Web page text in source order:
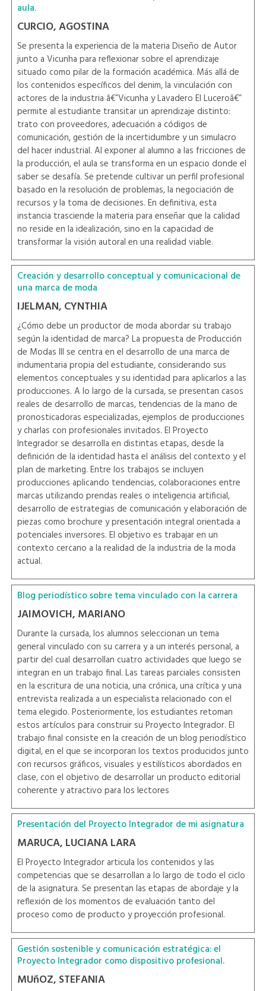
aula.
CURCIO, AGOSTINA
Se presenta la experiencia de la materia Diseño de Autor
junto a Vicunha para reflexionar sobre el aprendizaje
situado como pilar de la formación académica. Más allá de
los contenidos específicos del denim, la vinculación con
actores de la industria â€”Vicunha y Lavadero El Luceroâ€”
permite al estudiante transitar un aprendizaje distinto:
trato con proveedores, adecuación a códigos de
comunicación, gestión de la incertidumbre y un simulacro
del hacer industrial. Al exponer al alumno a las fricciones de
la producción, el aula se transforma en un espacio donde el
saber se desafía. Se pretende cultivar un perfil profesional
basado en la resolución de problemas, la negociación de
recursos y la toma de decisiones. En definitiva, esta
instancia trasciende la materia para enseñar que la calidad
no reside en la idealización, sino en la capacidad de
transformar la visión autoral en una realidad viable.
Creación y desarrollo conceptual y comunicacional de
una marca de moda
IJELMAN, CYNTHIA
¿Cómo debe un productor de moda abordar su trabajo
según la identidad de marca? La propuesta de Producción
de Modas III se centra en el desarrollo de una marca de
indumentaria propia del estudiante, considerando sus
elementos conceptuales y su identidad para aplicarlos a las
producciones. A lo largo de la cursada, se presentan casos
reales de desarrollo de marcas, tendencias de la mano de
pronosticadoras especializadas, ejemplos de producciones
y charlas con profesionales invitados. El Proyecto
Integrador se desarrolla en distintas etapas, desde la
definición de la identidad hasta el análisis del contexto y el
plan de marketing. Entre los trabajos se incluyen
producciones aplicando tendencias, colaboraciones entre
marcas utilizando prendas reales o inteligencia artificial,
desarrollo de estrategias de comunicación y elaboración de
piezas como brochure y presentación integral orientada a
potenciales inversores. El objetivo es trabajar en un
contexto cercano a la realidad de la industria de la moda
actual.
Blog periodístico sobre tema vinculado con la carrera
JAIMOVICH, MARIANO
Durante la cursada, los alumnos seleccionan un tema
general vinculado con su carrera y a un interés personal, a
partir del cual desarrollan cuatro actividades que luego se
integran en un trabajo final. Las tareas parciales consisten
en la escritura de una noticia, una crónica, una crítica y una
entrevista realizada a un especialista relacionado con el
tema elegido. Posteriormente, los estudiantes retoman
estos artículos para construir su Proyecto Integrador. El
trabajo final consiste en la creación de un blog periodístico
digital, en el que se incorporan los textos producidos junto
con recursos gráficos, visuales y estilísticos abordados en
clase, con el objetivo de desarrollar un producto editorial
coherente y atractivo para los lectores
Presentación del Proyecto Integrador de mi asignatura
MARUCA, LUCIANA LARA
El Proyecto Integrador articula los contenidos y las
competencias que se desarrollan a lo largo de todo el ciclo
de la asignatura. Se presentan las etapas de abordaje y la
reflexión de los momentos de evaluación tanto del
proceso como de producto y proyección profesional.
Gestión sostenible y comunicación estratégica: el
Proyecto Integrador como dispositivo profesional.
MUñOZ, STEFANIA